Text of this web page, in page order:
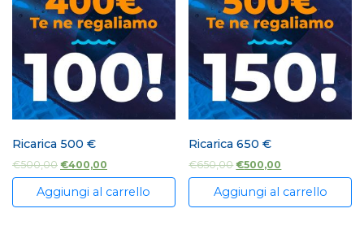
Ricarica 500 €
€500,00 €400,00
Aggiungi al carrello
Ricarica 650 €
€650,00 €500,00
Aggiungi al carrello